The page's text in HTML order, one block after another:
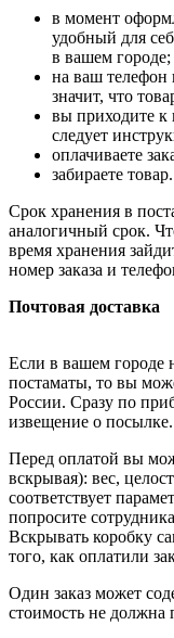
в момент
удобный для
в вашем городе;
на ваш телефон
значит, что
вы приходите к
следует
оплачиваете
забираете товар.
Срок хранения в
аналогичный срок.
время хранения
номер заказа и
Почтовая доставка
Если в вашем городе
постаматы, то вы
России. Сразу по
извещение о посылке.
Перед оплатой вы
вскрывая): вес,
соответствует
попросите
Вскрывать коробку
того, как оплатили
Один заказ может
стоимость не должна